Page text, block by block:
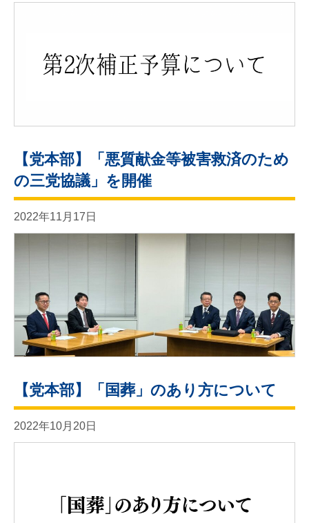
【党本部】「悪質献金等被害救済のため
の三党協議」を開催
2022年11月17日
【党本部】「国葬」のあり方について
2022年10月20日